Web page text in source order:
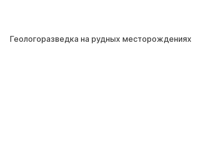
Геологоразведка на рудных месторождениях